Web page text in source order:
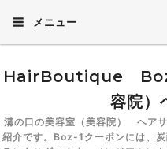
メニュー
HairBoutique
容院）
溝の口の美容室（美容院） ヘ
紹介です。Boz-1クーポンには、